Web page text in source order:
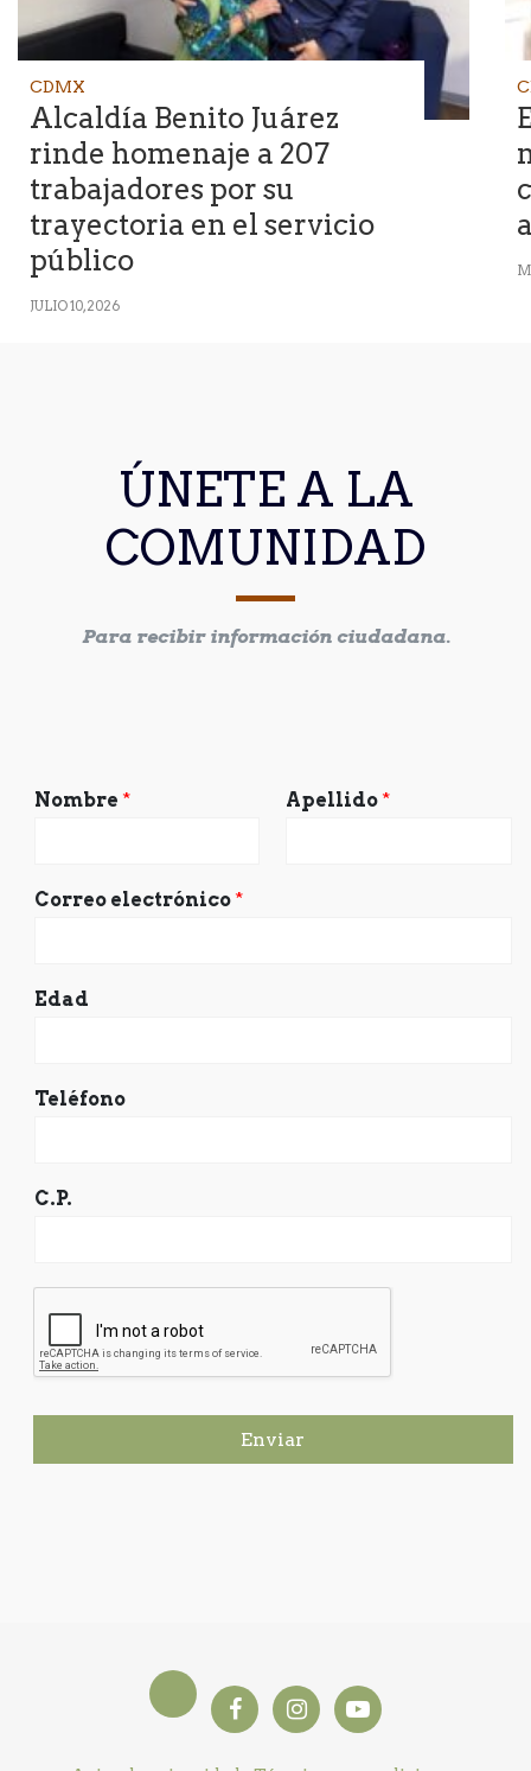
CDMX
Alcaldía Benito Juárez
rinde homenaje a 207
trabajadores por su
trayectoria en el servicio
público
JULIO 10, 2026
ÚNETE A LA
COMUNIDAD
Para recibir información ciudadana.
Nombre * Apellido *
Correo electrónico *
Edad
Teléfono
C.P.
Enviar